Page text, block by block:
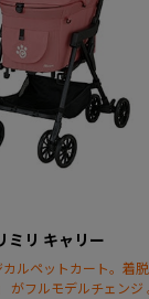
ミリ キャリー
ルペットカート。着
がフルモデルチェンジ